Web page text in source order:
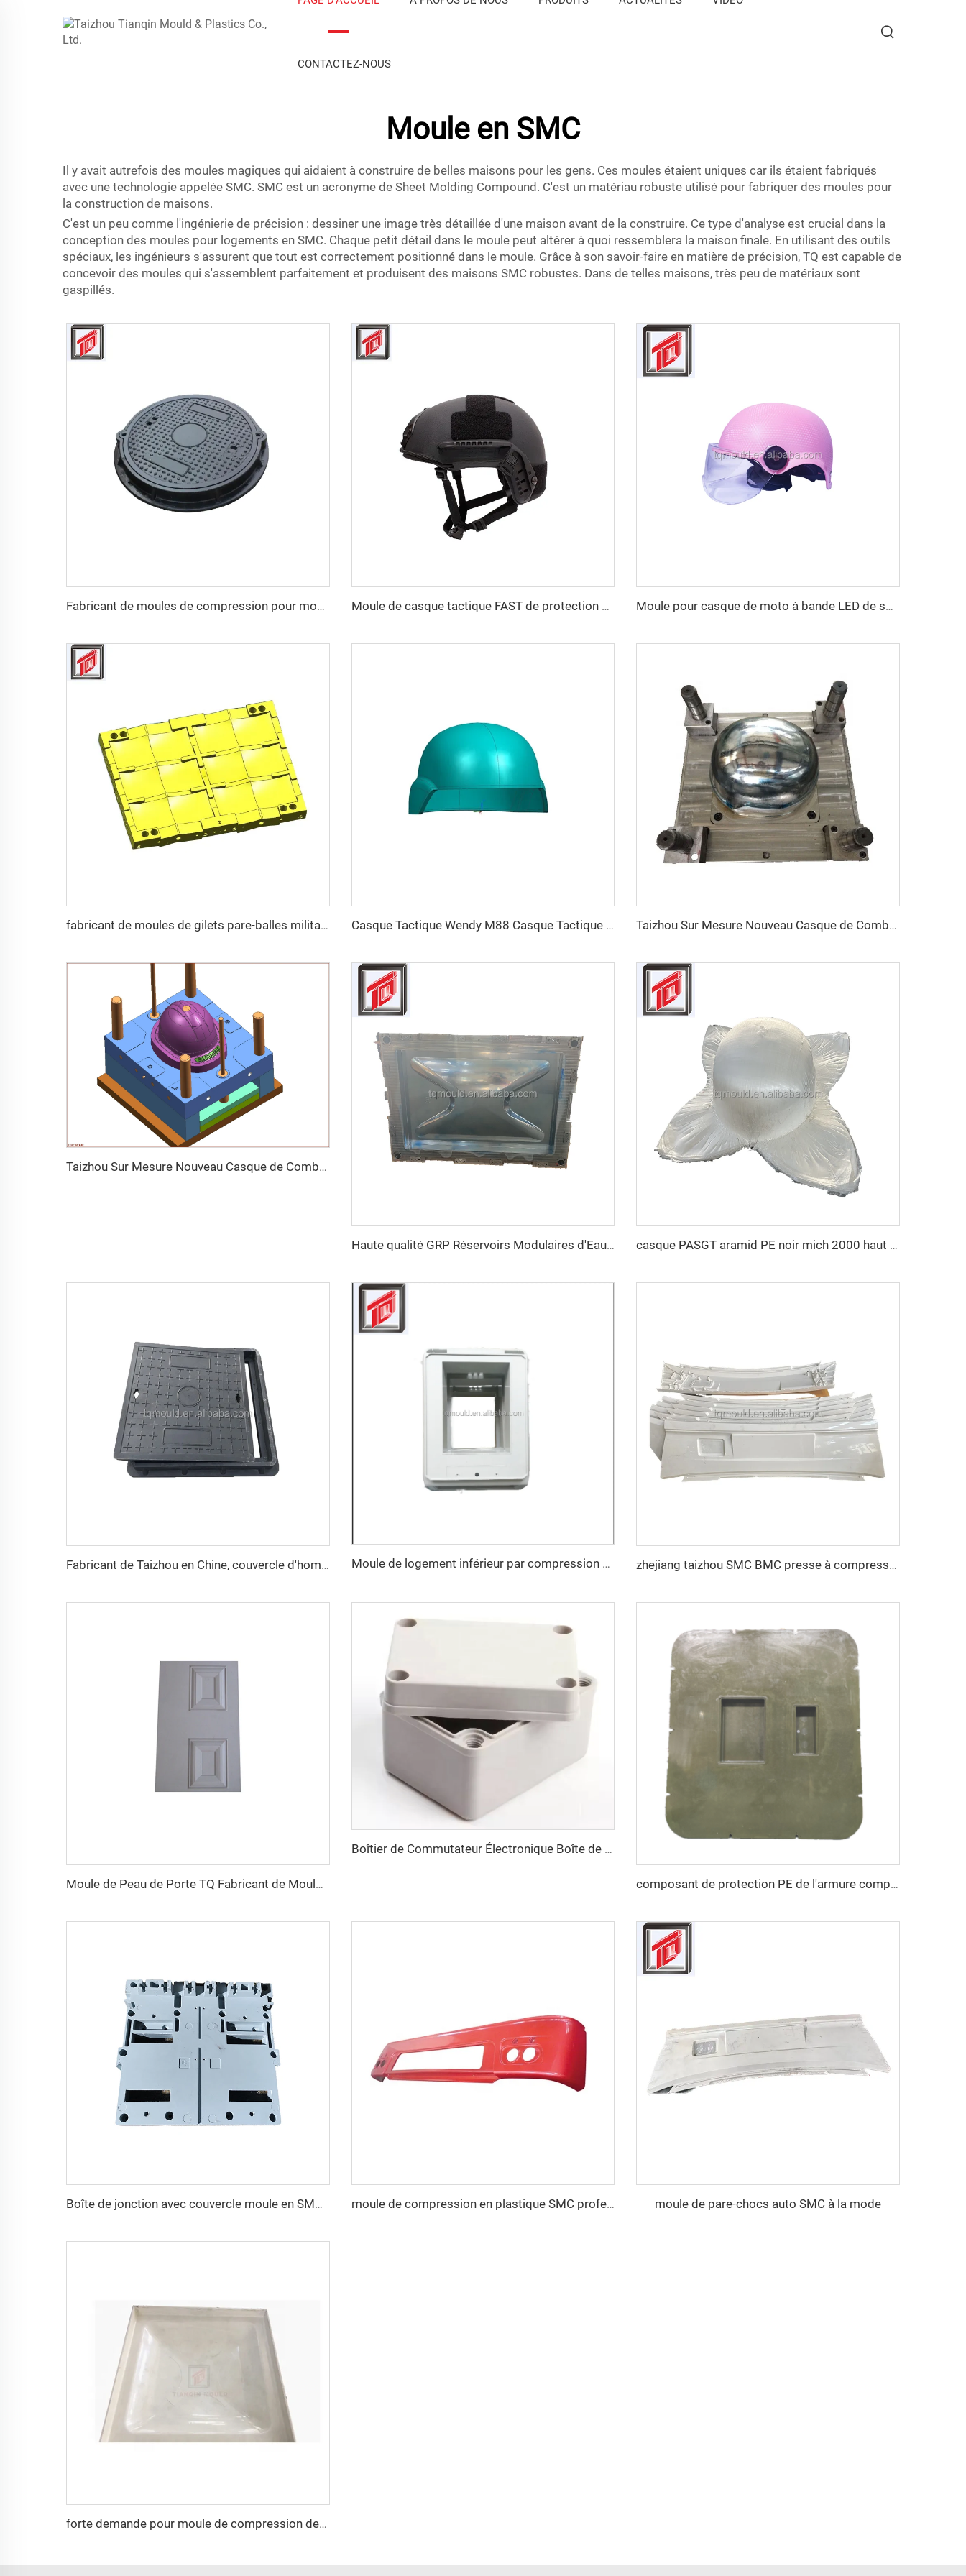
CONTACTEZ-NOUS
Moule en SMC
Il y avait autrefois des moules magiques qui aidaient à construire de belles maisons pour les gens. Ces moules étaient uniques car ils étaient fabriqués
avec une technologie appelée SMC. SMC est un acronyme de Sheet Molding Compound. C'est un matériau robuste utilisé pour fabriquer des moules pour
la construction de maisons.
C'est un peu comme l'ingénierie de précision : dessiner une image très détaillée d'une maison avant de la construire. Ce type d'analyse est crucial dans la
conception des moules pour logements en SMC. Chaque petit détail dans le moule peut altérer à quoi ressemblera la maison finale. En utilisant des outils
spéciaux, les ingénieurs s'assurent que tout est correctement positionné dans le moule. Grâce à son savoir-faire en matière de précision, TQ est capable de
concevoir des moules qui s'assemblent parfaitement et produisent des maisons SMC robustes. Dans de telles maisons, très peu de matériaux sont
gaspillés.
Fabricant de moules de compression pour moules de couvercles d'égout BMC Moule de casque tactique FAST de protection personnelle en PE et aramide de haute résistance, personnalisé en gros, double sécurité Moule pour casque de moto à bande LED de sécurité
fabricant de moules de gilets pare-balles militaires Casque Tactique Wendy M88 Casque Tactique Sûr Haute Qualité Casques Protecteurs Taizhou Sur Mesure Nouveau Casque de Combat en Fibre de Verre Casque de Formation Protecteur Tactique Extérieur
Taizhou Sur Mesure Nouveau Casque de Combat en Fibre de Verre Casque de Formation Protecteur Tactique Extérieur
Haute qualité GRP Réservoirs Modulaires d'Eau/FRB réservoir d'eau/GPR moule de panneau de réservoir d'eau casque PASGT aramid PE noir mich 2000 haut dégagement casque balistique moule
Fabricant de Taizhou en Chine, couvercle d'homme customisé en composite pour outil carré en fonte d'acier Moule de logement inférieur par compression SMC zhejiang taizhou SMC BMC presse à compression matrices progressives Matricage outillage pour outillage de pièces automobiles
Moule de Peau de Porte TQ Fabricant de Moules Chine Taizhou Moulage par Compression SMC/BMC
Boîtier de Commutateur Électronique Boîte de Jonction Électrique Boîte de Mould SMC BMC Taizhou Town
composant de protection PE de l'armure composite couvercle smc moule à plaque plastique moule de compression ville des moules Taizhou
Boîte de jonction avec couvercle moule en SMC Moule de compression Boîte d'interrupteur Fabrique de moules Huangyan TQ moule de compression en plastique SMC professionnel pour pare-chocs automobile moule de pare-chocs auto SMC à la mode
forte demande pour moule de compression de panneau de réservoir d'eau SMC